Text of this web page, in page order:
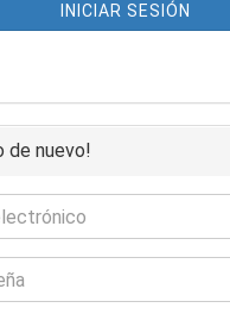
INICIAR SESIÓN
de nuevo!